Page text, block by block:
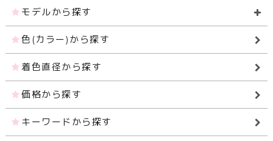
モデルから探す
色(カラー)から探す
着色直径から探す
価格から探す
キーワードから探す